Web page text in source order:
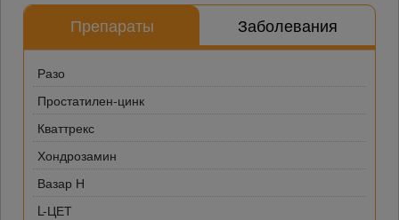
Препараты Заболевания
Разо
Простатилен-цинк
Кваттрекс
Хондрозамин
Вазар Н
L-ЦЕТ